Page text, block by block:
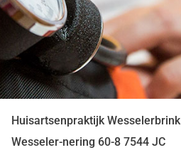
Huisartsenpraktijk Wesselerbrink
Wesseler-nering 60-8 7544 JC